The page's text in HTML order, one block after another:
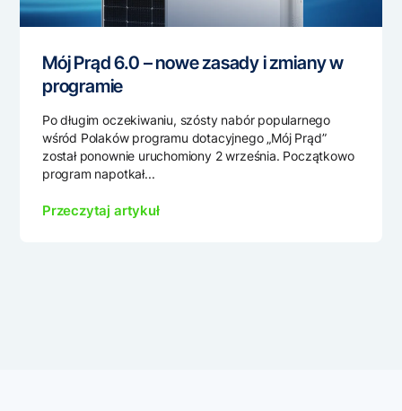
Mój Prąd 6.0 – nowe zasady i zmiany w
programie
Po długim oczekiwaniu, szósty nabór popularnego
wśród Polaków programu dotacyjnego „Mój Prąd”
został ponownie uruchomiony 2 września. Początkowo
program napotkał...
Przeczytaj artykuł